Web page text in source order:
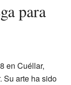
en Cuéllar,
Su arte ha sido